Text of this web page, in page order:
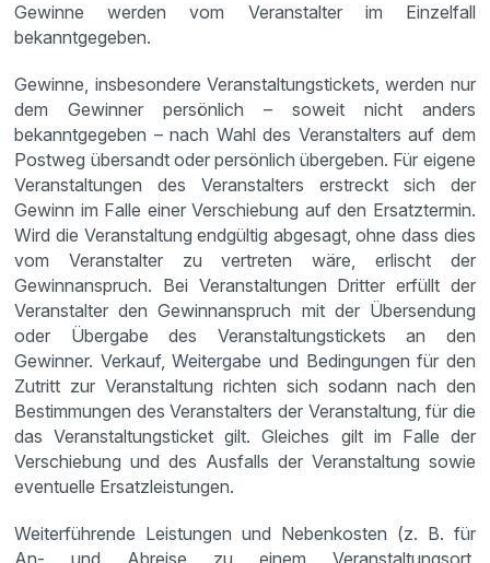
Gewinne werden vom Veranstalter im Einzelfall
bekanntgegeben.
Gewinne, insbesondere Veranstaltungstickets, werden nur
dem Gewinner persönlich – soweit nicht anders
bekanntgegeben – nach Wahl des Veranstalters auf dem
Postweg übersandt oder persönlich übergeben. Für eigene
Veranstaltungen des Veranstalters erstreckt sich der
Gewinn im Falle einer Verschiebung auf den Ersatztermin.
Wird die Veranstaltung endgültig abgesagt, ohne dass dies
vom Veranstalter zu vertreten wäre, erlischt der
Gewinnanspruch. Bei Veranstaltungen Dritter erfüllt der
Veranstalter den Gewinnanspruch mit der Übersendung
oder Übergabe des Veranstaltungstickets an den
Gewinner. Verkauf, Weitergabe und Bedingungen für den
Zutritt zur Veranstaltung richten sich sodann nach den
Bestimmungen des Veranstalters der Veranstaltung, für die
das Veranstaltungsticket gilt. Gleiches gilt im Falle der
Verschiebung und des Ausfalls der Veranstaltung sowie
eventuelle Ersatzleistungen.
Weiterführende Leistungen und Nebenkosten (z. B. für
An- und Abreise zu einem Veranstaltungsort,